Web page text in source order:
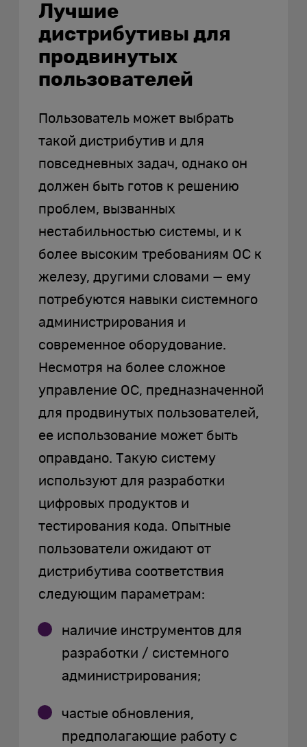
Лучшие
дистрибутивы для
продвинутых
пользователей
Пользователь может выбрать
такой дистрибутив и для
повседневных задач, однако он
должен быть готов к решению
проблем, вызванных
нестабильностью системы, и к
более высоким требованиям ОС к
железу, другими словами — ему
потребуются навыки системного
администрирования и
современное оборудование.
Несмотря на более сложное
управление ОС, предназначенной
для продвинутых пользователей,
ее использование может быть
оправдано. Такую систему
используют для разработки
цифровых продуктов и
тестирования кода. Опытные
пользователи ожидают от
дистрибутива соответствия
следующим параметрам:
наличие инструментов для
разработки / системного
администрирования;
частые обновления,
предполагающие работу с